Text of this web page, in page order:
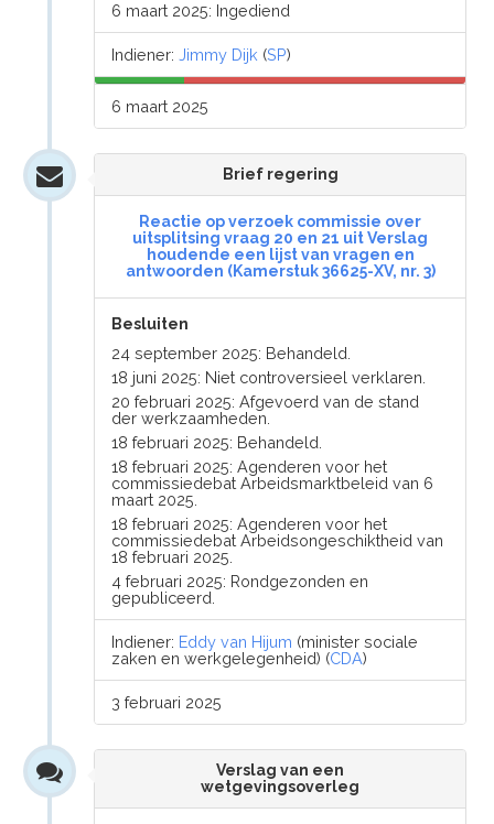
6 maart 2025: Ingediend
Indiener:Jimmy Dijk (SP)
6 maart 2025
Brief regering
Reactie op verzoek commissie over
uitsplitsing vraag 20 en 21 uit Verslag
houdende een lijst van vragen en
antwoorden (Kamerstuk 36625-XV, nr. 3)
Besluiten
24 september 2025: Behandeld.
18 juni 2025: Niet controversieel verklaren.
20 februari 2025: Afgevoerd van de stand
der werkzaamheden.
18 februari 2025: Behandeld.
18 februari 2025: Agenderen voor het
commissiedebat Arbeidsmarktbeleid van 6
maart 2025.
18 februari 2025: Agenderen voor het
commissiedebat Arbeidsongeschiktheid van
18 februari 2025.
4 februari 2025: Rondgezonden en
gepubliceerd.
Indiener: Eddy van Hijum (minister sociale
zaken en werkgelegenheid) (CDA)
3 februari 2025
Verslag van een
wetgevingsoverleg